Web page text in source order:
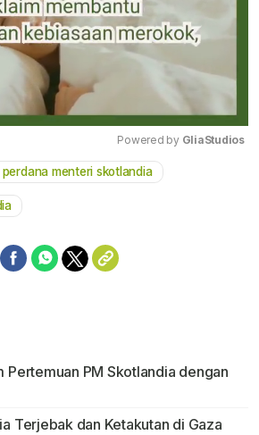
Powered by GliaStudios
perdana menteri skotlandia
Pertemuan PM Skotlandia dengan
Terjebak dan Ketakutan di Gaza